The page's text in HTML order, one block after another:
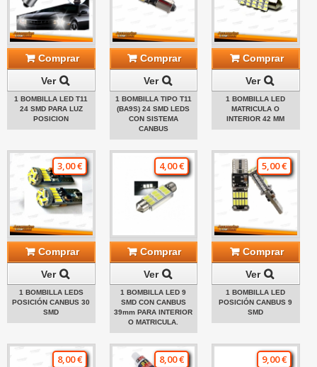
Comprar
Ver
1 BOMBILLA LED T11
24 SMD PARA LUZ
POSICION
Comprar
Ver
1 BOMBILLA TIPO T11
(BA9S) 24 SMD LEDS
CON SISTEMA
CANBUS
Comprar
Ver
1 BOMBILLA LED
MATRICULA O
INTERIOR 42 MM
3,00 €
Comprar
Ver
1 BOMBILLA LEDS
POSICIÓN CANBUS 30
SMD
4,00 €
Comprar
Ver
1 BOMBILLA LED 9
SMD CON CANBUS
39mm PARA INTERIOR
O MATRICULA.
5,00 €
Comprar
Ver
1 BOMBILLA LED
POSICIÓN CANBUS 9
SMD
8,00 € 8,00 € 9,00 €